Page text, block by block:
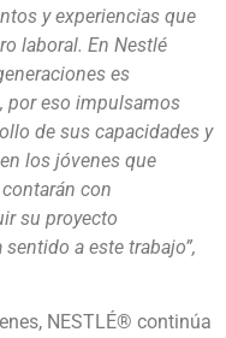
y experiencias que
laboral. En Nestlé
es
por eso impulsamos
de sus capacidades y
los jóvenes que
con
su proyecto
a este trabajo”,
NESTLÉ® continúa